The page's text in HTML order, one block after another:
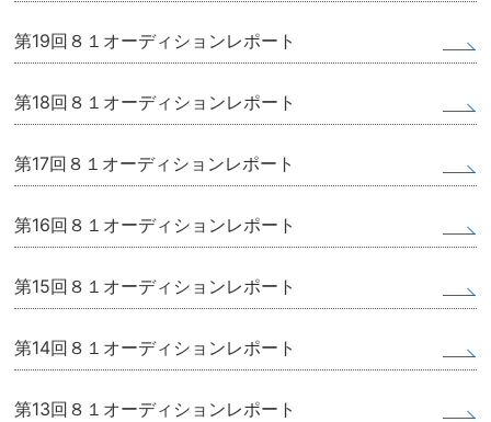
第19回８１オーディションレポート
第18回８１オーディションレポート
第17回８１オーディションレポート
第16回８１オーディションレポート
第15回８１オーディションレポート
第14回８１オーディションレポート
第13回８１オーディションレポート